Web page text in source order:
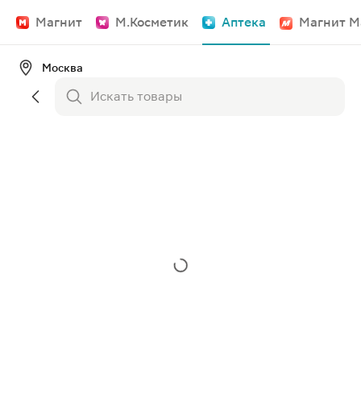
Магнит М.Косметик Аптека Магнит
Москва